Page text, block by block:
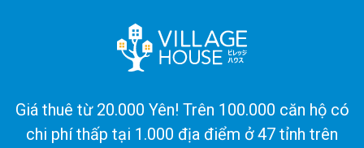
Giá thuê từ 20.000 Yên! Trên 100.000 căn hộ có
chi phí thấp tại 1.000 địa điểm ở 47 tỉnh trên